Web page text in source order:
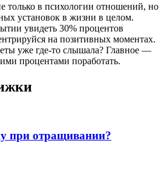
только в психологии отношений, но
установок в жизни в целом.
увидеть 30% процентов
на позитивных моментах.
уже где-то слышала? Главное —
процентами поработать.
при отращивании?